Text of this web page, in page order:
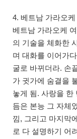
4. 베트남 가라오
베트남 가라오케
의 기술을 체화한
며 대화를 이어가
굴로 바뀌더라. 손
가 귓가에 숨결을
놓게 됨. 사랑을 한
듬은 본능 그 자체
낌, 그리고 마지막
로 다 설명하기 어